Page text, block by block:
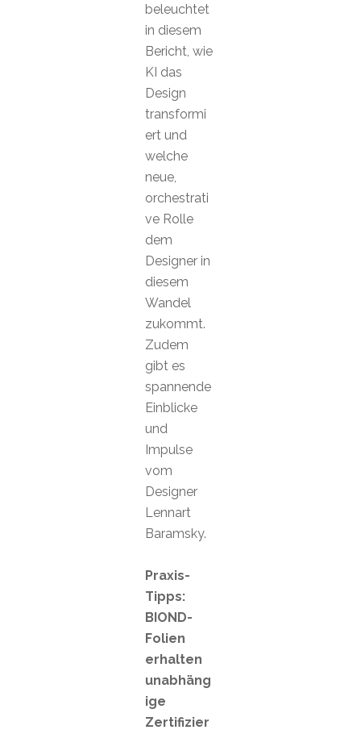
beleuchtet
in diesem
Bericht, wie
KI das
Design
transformi
ert und
welche
neue,
orchestrati
ve Rolle
dem
Designer in
diesem
Wandel
zukommt.
Zudem
gibt es
spannende
Einblicke
und
Impulse
vom
Designer
Lennart
Baramsky.
Praxis-
Tipps:
BIOND-
Folien
erhalten
unabhäng
ige
Zertifizier